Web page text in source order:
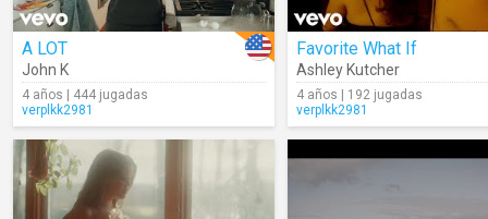
A LOT
John K
4 años | 444 jugadas
verplkk2981
Favorite What If
Ashley Kutcher
4 años | 192 jugadas
verplkk2981